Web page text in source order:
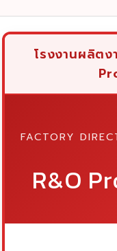
โรงงานผลิต
FACTORY
R&O